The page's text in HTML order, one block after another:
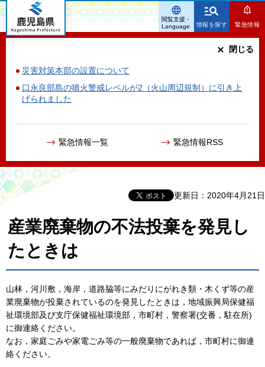
鹿児島県
情報を探す 緊急情報
災害対策本部の設置について
口永良部島の噴火警戒レベルが2（火山周辺規制）に引き上
げられました
緊急情報一覧 緊急情報RSS
閉じる
閲覧支援・
Language
更新日：2020年4月21日
産業廃棄物の不法投棄を発見し
たときは
山林，河川敷，海岸，道路脇等にみだりにがれき類・木くず等の産
業廃棄物が投棄されているのを発見したときは，地域振興局保健福
祉環境部及び支庁保健福祉環境部，市町村，警察署(交番，駐在所)
に御連絡ください。
なお，家庭ごみや家電ごみ等の一般廃棄物であれば，市町村に御連
絡ください。